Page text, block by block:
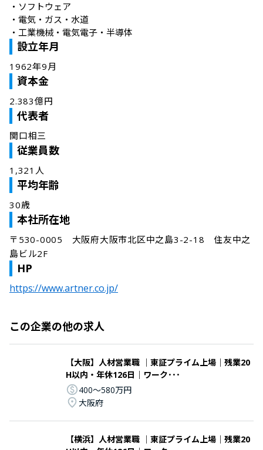
・ ソフトウェア
・ 電気・ガス・水道
・ 工業機械・電気電子・半導体
設立年月
1962年9月
資本金
2.383億円
代表者
関口相三
従業員数
1,321人
平均年齢
30歳
本社所在地
〒530-0005　大阪府大阪市北区中之島3-2-18　住友中之
島ビル2F
HP
https://www.artner.co.jp/
この企業の他の求人
【大阪】人材営業職 ｜東証プライム上場｜残業20
H以内・年休126日｜ワーク･･･
400〜580万円
大阪府
【横浜】人材営業職 ｜東証プライム上場｜残業20